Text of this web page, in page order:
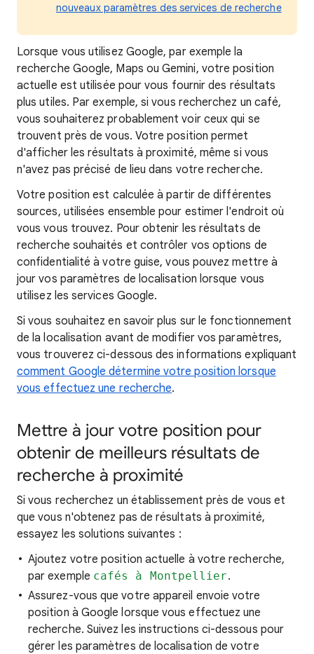
nouveaux paramètres des services de recherche
Lorsque vous utilisez Google, par exemple la
recherche Google, Maps ou Gemini, votre position
actuelle est utilisée pour vous fournir des résultats
plus utiles. Par exemple, si vous recherchez un café,
vous souhaiterez probablement voir ceux qui se
trouvent près de vous. Votre position permet
d'afficher lesrésultats à proximité, même si vous
n'avez pas précisé de lieu dans votre recherche.
Votre position est calculée à partir de différentes
sources, utilisées ensemble pour estimer l'endroit où
vous vous trouvez. Pour obtenir les résultats de
recherche souhaités et contrôler vos options de
confidentialité à votre guise, vous pouvez mettre à
jour vos paramètres de localisation lorsque vous
utilisez les services Google.
Si vous souhaitez en savoir plus sur le fonctionnement
de la localisation avant de modifier vos paramètres,
vous trouverez ci-dessous des informations expliquant
comment Google détermine votre position lorsque
vous effectuez une recherche.
Mettre à jour votre position pour
obtenir de meilleurs résultats de
recherche à proximité
Si vous recherchez un établissement près de vous et
que vous n'obtenez pas de résultats à proximité,
essayez les solutions suivantes :
Ajoutez votre position actuelle à votre recherche,
par exemple cafés à Montpellier.
Assurez-vous que votre appareil envoie votre
position à Google lorsque vous effectuez une
recherche. Suivez les instructions ci-dessous pour
gérer les paramètres de localisation de votre